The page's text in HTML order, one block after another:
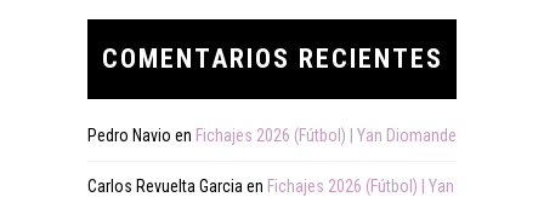
COMENTARIOS RECIENTES
Pedro Navio en Fichajes 2026 (Fútbol) | Yan Diomande
Carlos Revuelta Garcia en Fichajes 2026 (Fútbol) | Yan